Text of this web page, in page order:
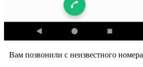
Вам позвонили с неизвестного номера